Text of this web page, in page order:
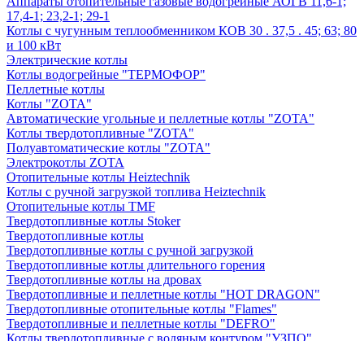
17,4-1; 23,2-1; 29-1
Котлы с чугунным теплообменником КОВ 30 . 37,5 . 45; 63; 80
и 100 кВт
Электрические котлы
Котлы водогрейные "ТЕРМОФОР"
Пеллетные котлы
Котлы "ZOTA"
Автоматические угольные и пеллетные котлы "ZOTA"
Котлы твердотопливные "ZOTA"
Полуавтоматические котлы "ZOTA"
Электрокотлы ZOTA
Отопительные котлы Heiztechnik
Котлы с ручной загрузкой топлива Heiztechnik
Отопительные котлы TMF
Твердотопливные котлы Stoker
Твердотопливные котлы
Твердотопливные котлы с ручной загрузкой
Твердотопливные котлы длительного горения
Твердотопливные котлы на дровах
Твердотопливные и пеллетные котлы "HOT DRAGON"
Твердотопливные отопительные котлы "Flames"
Твердотопливные и пеллетные котлы "DEFRO"
Котлы твердотопливные с водяным контуром "УЗПО"